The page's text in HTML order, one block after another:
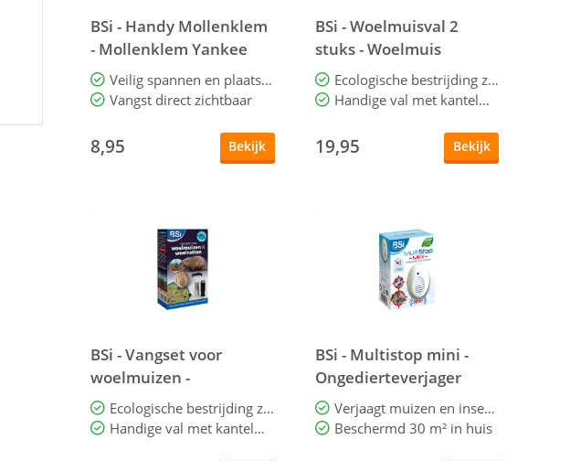
BSi - Handy Mollenklem
- Mollenklem Yankee
super
Veilig spannen en plaatsen
Vangst direct zichtbaar
8,95 Bekijk
BSi - Vangset voor
woelmuizen -
Woelmuisval + Toolkit
Ecologische bestrijding zonder gif
Handige val met kantelmechanisme
BSi - Woelmuisval 2
stuks - Woelmuis
bestrijding
Ecologische bestrijding zonder gif
Handige val met kantelmechanisme
19,95 Bekijk
BSi - Multistop mini -
Ongedierteverjager
Verjaagt muizen en insecten
Beschermd 30 m² in huis